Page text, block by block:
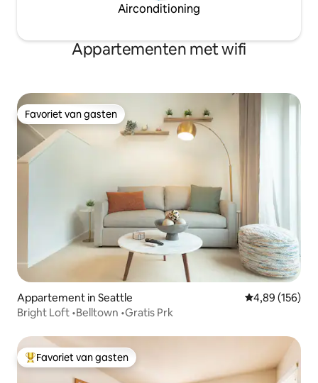
Airconditioning
Appartementen met wifi
Favoriet van gasten
Favoriet van gasten
Appartement in Seattle Gemiddelde
4,89 (156)
Bright Loft •Belltown •Gratis Prk
Topfavoriet van gasten
Favoriet van gasten